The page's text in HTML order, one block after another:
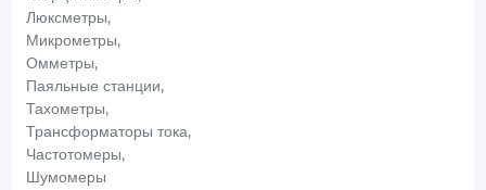
Люксметры,
Микрометры,
Омметры,
Паяльные станции,
Тахометры,
Трансформаторы тока,
Частотомеры,
Шумомеры